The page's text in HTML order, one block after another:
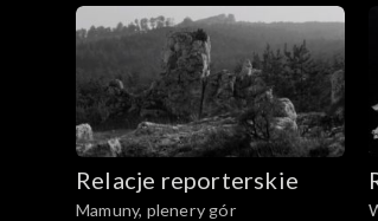
Relacje reporterskie
Mamuny, plenery gór